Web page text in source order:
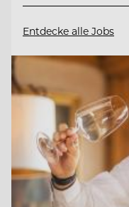
Entdecke alle Jobs